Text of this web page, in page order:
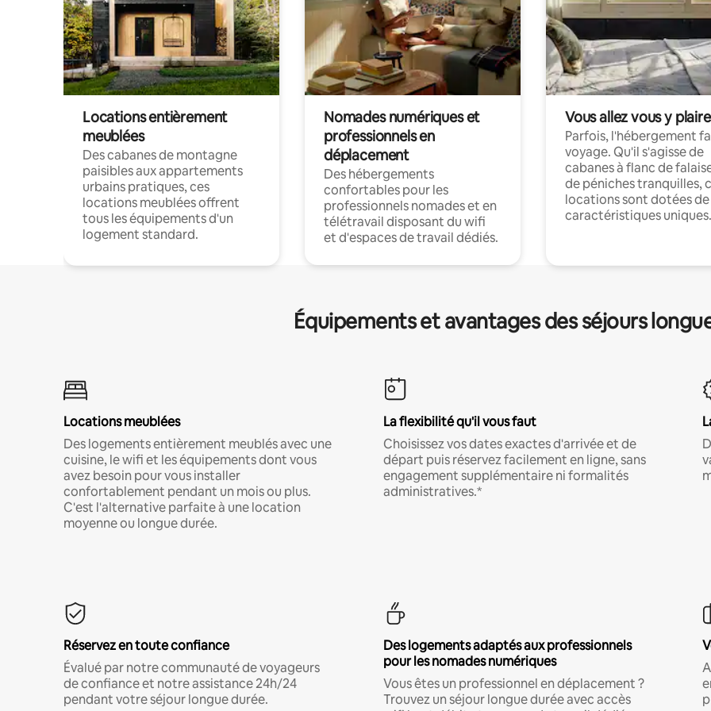
Locations entièrement
meublées
Des cabanes de montagne
paisibles aux appartements
urbains pratiques, ces
locations meublées offrent
tous les équipements d'un
logement standard.
Nomades numériques et
professionnels en
déplacement
Des hébergements
confortables pour les
professionnels nomades et en
télétravail disposant du wifi
et d'espaces de travail dédiés.
Vous allez vous y plaire
Parfois, l'hébergement
voyage. Qu'il s'agisse de
cabanes à flanc de
de péniches tranquilles,
locations sont dotées de
caractéristiques uniques.
Équipements et avantages des séjours
Locations meublées
Des logements entièrement meublés avec une
cuisine, le wifi et les équipements dont vous
avez besoin pour vous installer
confortablement pendant un mois ou plus.
C'est l'alternative parfaite à une location
moyenne ou longue durée.
La flexibilité qu'il vous faut
Choisissez vos dates exactes d'arrivée et de
départ puis réservez facilement en ligne, sans
engagement supplémentaire ni formalités
administratives.*
Réservez en toute confiance
Évalué par notre communauté de voyageurs
de confiance et notre assistance 24h/24
pendant votre séjour longue durée.
Des logements adaptés aux professionnels
pour les nomades numériques
Vous êtes un professionnel en déplacement ?
Trouvez un séjour longue durée avec accès